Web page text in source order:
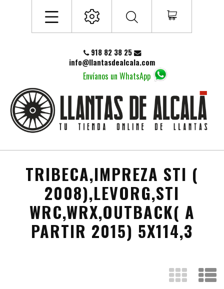
Envíanos un WhatsApp
918 82 38 25
info@llantasdealcala.com
TRIBECA,IMPREZA STI (
2008),LEVORG,STI
WRC,WRX,OUTBACK( A
PARTIR 2015) 5X114,3